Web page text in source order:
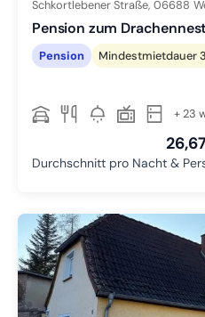
Schkortlebener Straße, 06688
Pension zum
Pension Mindestmietdauer
+ 23
Durchschnitt pro Nacht &